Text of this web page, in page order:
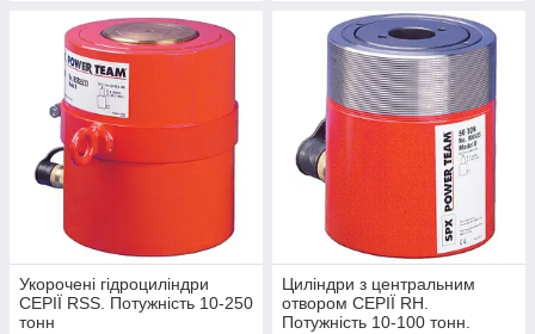
Укорочені гідроциліндри
СЕРІЇ RSS. Потужність 10-250
тонн
Циліндри з центральним
отвором СЕРІЇ RH.
Потужність 10-100 тонн.